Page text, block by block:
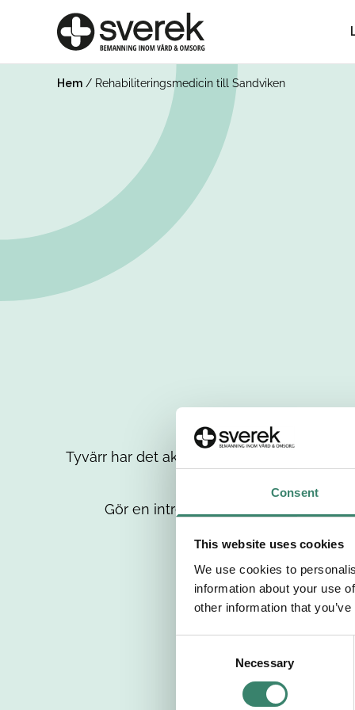
Consent
This website uses cookies
We use cookies to
information about your use
other information that
Necessary
Hem / Rehabiliteringsmedicin till Sandviken
Tyvärr har det aktuella jobbet tagits bort
Gör en intresseanmälan så